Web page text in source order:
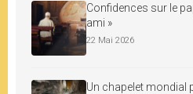
Confidences sur le
ami »
22 Mai 2026
Un chapelet mondial